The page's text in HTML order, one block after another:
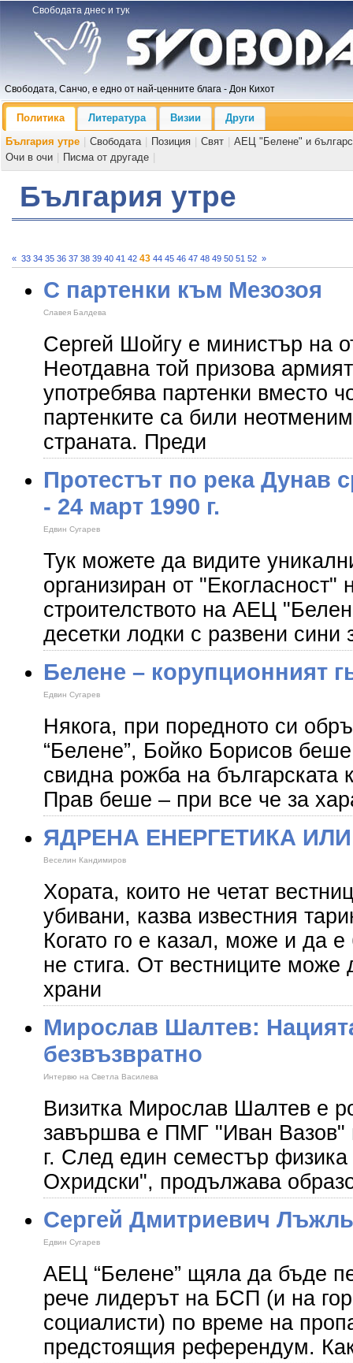
Свободата днес и тук
Свободата, Санчо, е едно от най-ценните блага - Дон Кихот
Политика Литература Визии
Други
България утре
Свободата Позиция Свят
АЕЦ "Белене" и
Очи в очи
Писма от другаде
България утре
« 33 34 35 36 37 38 39 40 41 42 43 44 45 46 47 48 49 50 51 52 »
С партенки към Мезозоя
Славея Балдева
Сергей Шойгу е министър на
Неотдавна той призова
употребява партенки вместо
партенките са били
страната. Преди
Протестът по река Дунав
- 24 март 1990 г.
Едвин Сугарев
Тук можете да видите
организиран от
строителството на АЕЦ
десетки лодки с развени сини
Белене – корупционният
Едвин Сугарев
Някога, при поредното си
“Белене”, Бойко Борисов
свидна рожба на българската
Прав беше – при все че за
ЯДРЕНА ЕНЕРГЕТИКА
Веселин Кандимиров
Хората, които не четат
убивани, казва известния
Когато го е казал, може и да
не стига. От вестниците може
храни
Мирослав Шалтев:
безвъзвратно
Интервю на Светла Василева
Визитка Мирослав Шалтев е
завършва е ПМГ "Иван Вазов"
г. След един семестър
Охридски", продължава
Сергей Дмитриевич
Eдвин Сугарев
АЕЦ “Белене” щяла да бъде
рече лидерът на БСП (и на
социалисти) по време на
предстоящия референдум.